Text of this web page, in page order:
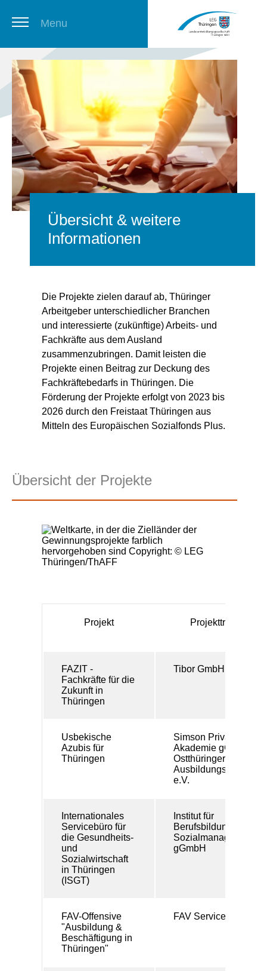
Menu
Thüringer Stellenbörse
Newsletter
Übersicht & weitere
Informationen
Die Projekte zielen darauf ab, Thüringer
Arbeitgeber unterschiedlicher Branchen
und interessierte (zukünftige) Arbeits- und
Fachkräfte aus dem Ausland
zusammenzubringen. Damit leisten die
Projekte einen Beitrag zur Deckung des
Fachkräftebedarfs in Thüringen. Die
Förderung der Projekte erfolgt von 2023 bis
2026 durch den Freistaat Thüringen aus
Mitteln des Europäischen Sozialfonds Plus.
Übersicht der Projekte
Projekt Projektträger
FAZIT -
Fachkräfte für die
Zukunft in
Thüringen
Tibor GmbH
Usbekische
Azubis für
Thüringen
Simson Private
Akademie gGmbH &
Ostthüringer
Ausbildungsverbund
e.V.
Internationales
Servicebüro für
die Gesundheits-
und
Sozialwirtschaft
in Thüringen
(ISGT)
Institut für
Berufsbildung und
Sozialmanagement
gGmbH
FAV-Offensive
"Ausbildung &
Beschäftigung in
Thüringen"
FAV Service gGmbH